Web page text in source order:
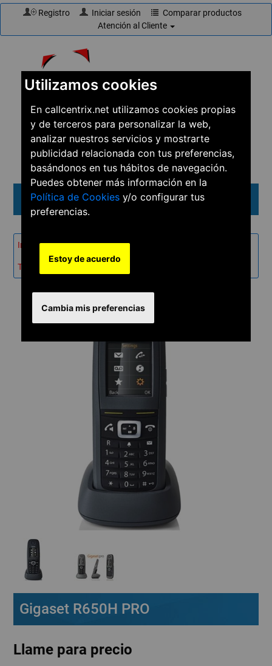
Utilizamos cookies
En callcentrix.net utilizamos cookies propias
y de terceros para personalizar la web,
analizar nuestros servicios y mostrarte
publicidad relacionada con tus preferencias,
basándonos en tus hábitos de navegación.
Puedes obtener más información en la
Política de Cookies y/o configurar tus
preferencias.
Estoy de acuerdo
Cambia mis preferencias
Registro Iniciar sesión
Comparar productos
Atención al Cliente
☎910 61 60 15
Menú
Inicio → Productos → Teléfonos
Telefonía IP inalámbrica
Gigaset R650H PRO
Llame para precio